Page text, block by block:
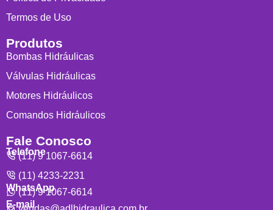
Termos de Uso
Produtos
Bombas Hidráulicas
Válvulas Hidráulicas
Motores Hidráulicos
Comandos Hidráulicos
Fale Conosco
Telefone
(11) 9 1067-6614
(11) 4233-2231
WhatsApp
(11) 9 1067-6614
E-mail